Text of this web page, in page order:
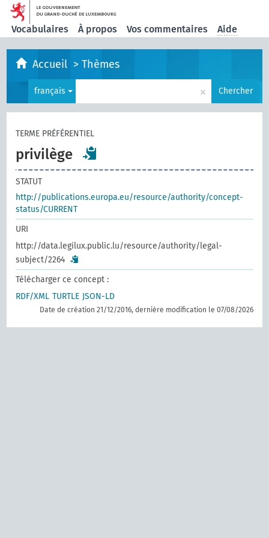
Vocabulaires À propos Vos commentaires Aide
Accueil >Thèmes
français × Chercher
TERME PRÉFÉRENTIEL
privilège
STATUT
http://publications.europa.eu/resource/authority/concept-
status/CURRENT
URI
http://data.legilux.public.lu/resource/authority/legal-
subject/2264
Télécharger ce concept :
RDF/XML TURTLE JSON-LD
Date de création 21/12/2016, dernière modification le 07/08/2026